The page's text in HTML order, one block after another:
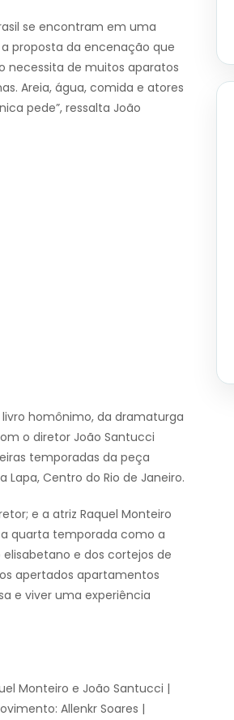
se encontram em uma
proposta da encenação que
necessita de muitos aparatos
Areia, água, comida e atores
pede”, ressalta João
livro homônimo, da dramaturga
o diretor João Santucci
temporadas da peça
Lapa, Centro do Rio de Janeiro.
e a atriz Raquel Monteiro
a quarta temporada como a
e dos cortejos de
apertados apartamentos
e viver uma experiência
Monteiro e João Santucci |
Allenkr Soares |